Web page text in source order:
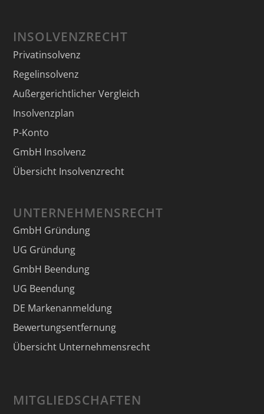
INSOLVENZRECHT
Privatinsolvenz
Regelinsolvenz
Außergerichtlicher Vergleich
Insolvenzplan
P-Konto
GmbH Insolvenz
Übersicht Insolvenzrecht
UNTERNEHMENSRECHT
GmbH Gründung
UG Gründung
GmbH Beendung
UG Beendung
DE Markenanmeldung
Bewertungsentfernung
Übersicht Unternehmensrecht
MITGLIEDSCHAFTEN